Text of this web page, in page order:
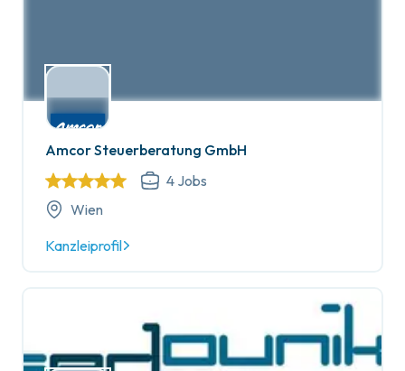
Amcor Steuerberatung GmbH
4 Jobs
Wien
Kanzleiprofil